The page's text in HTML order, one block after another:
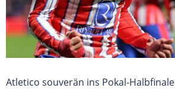
Atletico souverän ins Pokal-Halbfinale